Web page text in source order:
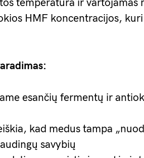
temperatūra ir vartojamas
HMF koncentracijos,
esančių fermentų ir
kad medus tampa
savybių